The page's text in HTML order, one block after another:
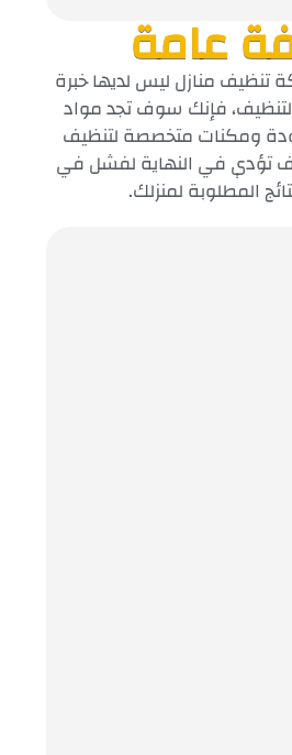
عامة
تنظيف منازل ليس لديها خبرة
فإنك سوف تجد مواد
ومكنات متخصصة لتنظيف
تؤدي في النهاية لفشل في
المطلوبة لمنزلك.